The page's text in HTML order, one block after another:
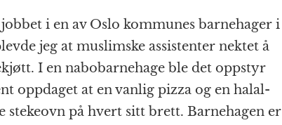
i en av Oslo kommunes barnehager i
jeg at muslimske assistenter nektet å
I en nabobarnehage ble det oppstyr
oppdaget at en vanlig pizza og en halal-
stekeovn på hvert sitt brett. Barnehagen er